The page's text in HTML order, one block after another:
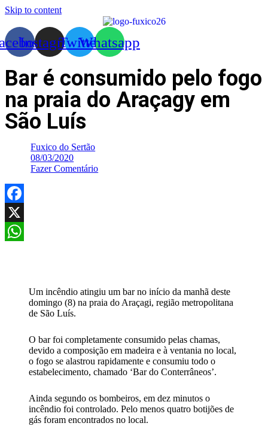
Skip to content
InstagramTwitterWhatsapp
Bar é consumido pelo fogo
na praia do Araçagy em
São Luís
Fuxico do Sertão
08/03/2020
Fazer Comentário
Facebook
X
Um incêndio atingiu um bar no início da manhã deste
domingo (8) na praia do Araçagi, região metropolitana
de São Luís.
O bar foi completamente consumido pelas chamas,
devido a composição em madeira e à ventania no local,
o fogo se alastrou rapidamente e consumiu todo o
estabelecimento, chamado ‘Bar do Conterrâneos’.
Ainda segundo os bombeiros, em dez minutos o
incêndio foi controlado. Pelo menos quatro botijões de
gás foram encontrados no local.